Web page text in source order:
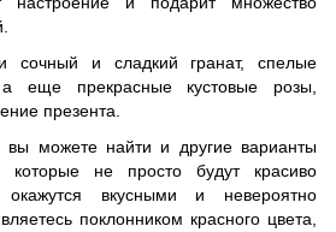
сочный и сладкий гранат, спелые
еще прекрасные кустовые розы,
презента.
вы можете найти и другие варианты
, которые не просто будут красиво
вкусными и невероятно
поклонником красного цвета,